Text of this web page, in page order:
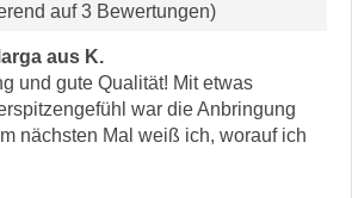
auf 3 Bewertungen)
aus K.
und gute Qualität! Mit etwas
war die Anbringung
nächsten Mal weiß ich, worauf ich